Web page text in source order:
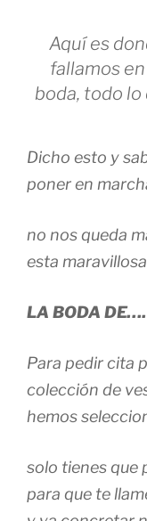
Aquí es
fallamos
boda, todo lo
Dicho esto y
poner en
no nos queda
esta
LA BODA
Para pedir cita
colección de
hemos
solo tienes que
para que te